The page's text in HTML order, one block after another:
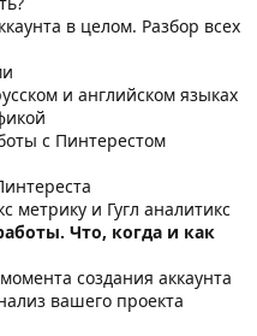
в целом. Разбор всех
и английском языках
с Пинтерестом
метрику и Гугл аналитикс
Что, когда и как
создания аккаунта
вашего проекта